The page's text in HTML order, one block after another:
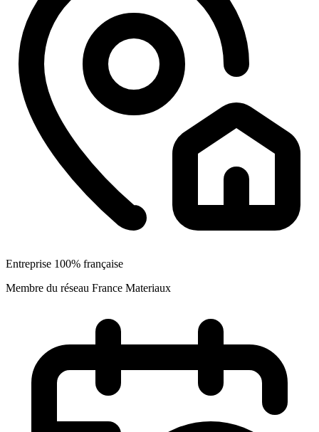
Entreprise 100% française
Membre du réseau France Materiaux